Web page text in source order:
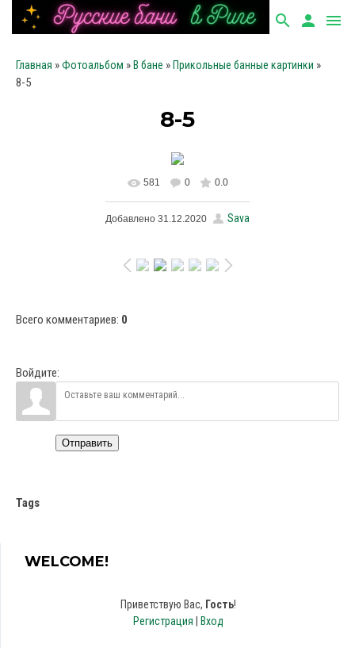
search person menu
Главная »Фотоальбом » В бане » Прикольные банные картинки »
8-5
8-5
В реальном размере
562x421/ 68.1Kb
581 0 0.0
Добавлено 31.12.2020 Sava
Всего комментариев: 0
Войдите:
Отправить
Tags
WELCOME!
Приветствую Вас, Гость!
Регистрация
Вход